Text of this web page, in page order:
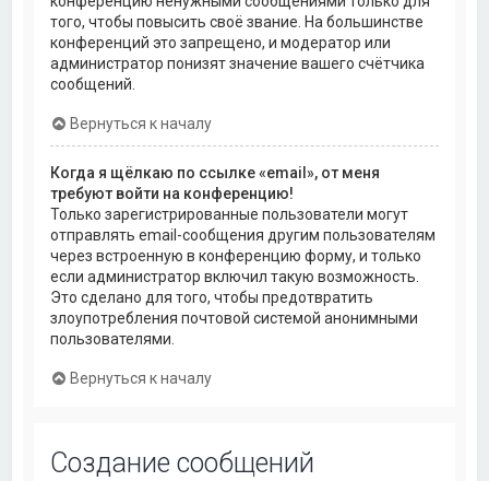
того, чтобы повысить своё звание. На большинстве
конференций это запрещено, и модератор или
администратор понизят значение вашего счётчика
сообщений.
Вернуться к началу
Когда я щёлкаю по ссылке «email», от меня
требуют войти на конференцию!
Только зарегистрированные пользователи могут
отправлять email-сообщения другим пользователям
через встроенную в конференцию форму, и только
если администратор включил такую возможность.
Это сделано для того, чтобы предотвратить
злоупотребления почтовой системой анонимными
пользователями.
Вернуться к началу
Создание сообщений